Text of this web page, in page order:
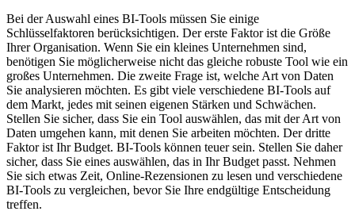
Bei der Auswahl eines BI-Tools müssen Sie einige
Schlüsselfaktoren berücksichtigen. Der erste Faktor ist die Größe
Ihrer Organisation. Wenn Sie ein kleines Unternehmen sind,
benötigen Sie möglicherweise nicht das gleiche robuste Tool wie ein
großes Unternehmen. Die zweite Frage ist, welche Art von Daten
Sie analysieren möchten. Es gibt viele verschiedene BI-Tools auf
dem Markt, jedes mit seinen eigenen Stärken und Schwächen.
Stellen Sie sicher, dass Sie ein Tool auswählen, das mit der Art von
Daten umgehen kann, mit denen Sie arbeiten möchten. Der dritte
Faktor ist Ihr Budget. BI-Tools können teuer sein. Stellen Sie daher
sicher, dass Sie eines auswählen, das in Ihr Budget passt. Nehmen
Sie sich etwas Zeit, Online-Rezensionen zu lesen und verschiedene
BI-Tools zu vergleichen, bevor Sie Ihre endgültige Entscheidung
treffen.